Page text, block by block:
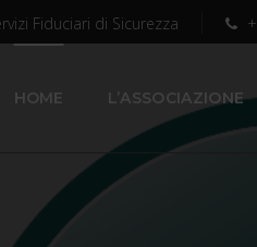
Fiduciari di Sicurezza
HOME L’ASSOCIAZIONE